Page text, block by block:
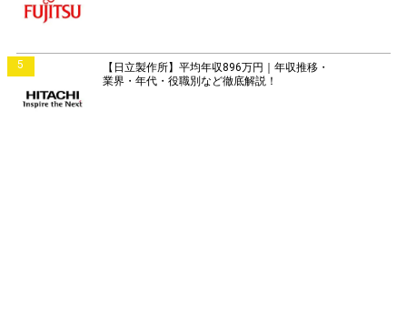
5
【日立製作所】平均年収896万円｜年収推移・
業界・年代・役職別など徹底解説！